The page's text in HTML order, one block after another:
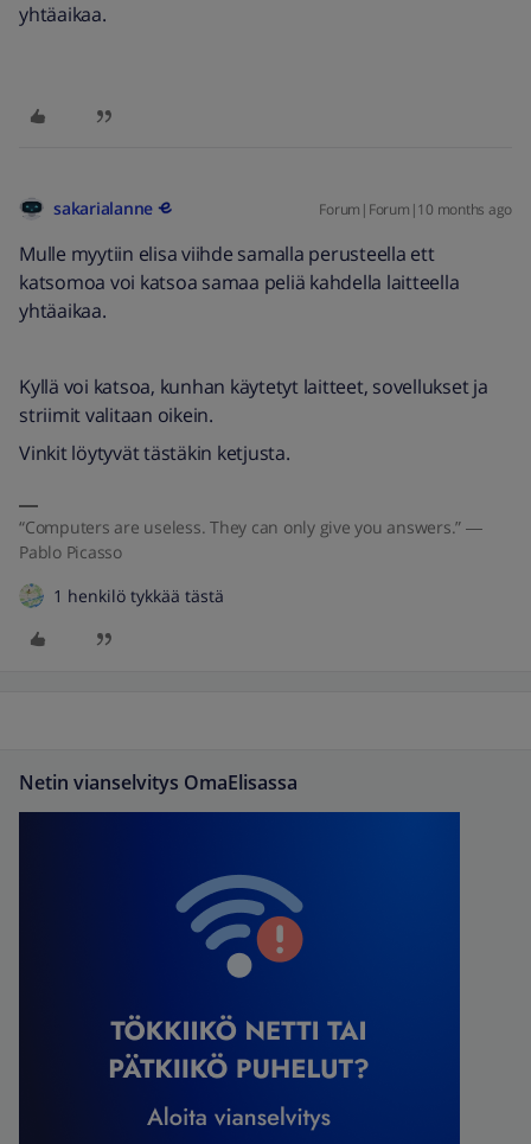
yhtäaikaa.
sakarialanne Forum|Forum|10 months ago
Mulle myytiin elisa viihde samalla perusteella ett
katsomoa voi katsoa samaa peliä kahdella laitteella
yhtäaikaa.
Kyllä voi katsoa, kunhan käytetyt laitteet, sovellukset ja
striimit valitaan oikein.
Vinkit löytyvät tästäkin ketjusta.
“Computers are useless. They can only give you answers.” ―
Pablo Picasso
1 henkilö tykkää tästä
Netin vianselvitys OmaElisassa